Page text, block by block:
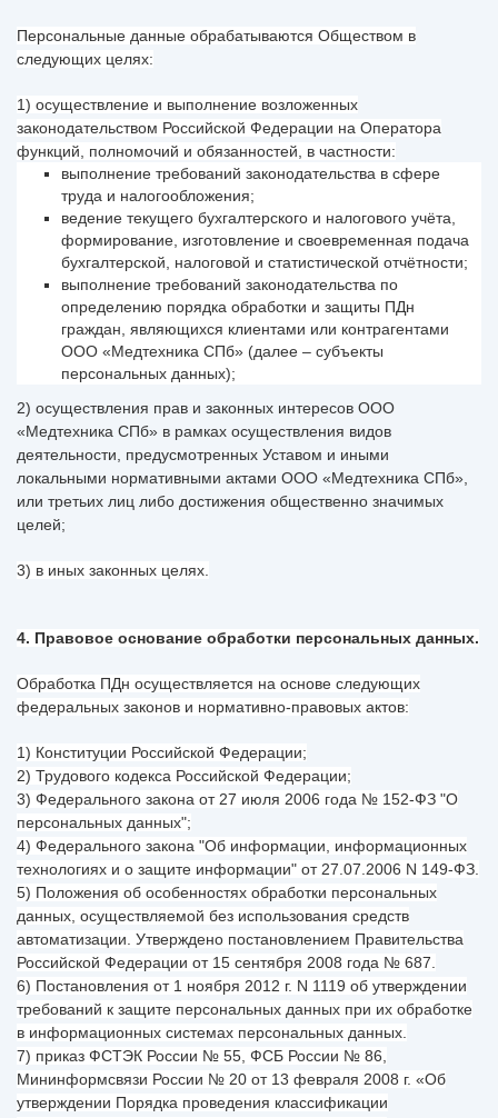
Персональные данные обрабатываются Обществом в
следующих целях:
1) осуществление и выполнение возложенных
законодательством Российской Федерации на Оператора
функций, полномочий и обязанностей, в частности:
выполнение требований законодательства в сфере
труда и налогообложения;
ведение текущего бухгалтерского и налогового учёта,
формирование, изготовление и своевременная подача
бухгалтерской, налоговой и статистической отчётности;
выполнение требований законодательства по
определению порядка обработки и защиты ПДн
граждан, являющихся клиентами или контрагентами
ООО «Медтехника СПб» (далее – субъекты
персональных данных);
2) осуществления прав и законных интересов ООО
«Медтехника СПб» в рамках осуществления видов
деятельности, предусмотренных Уставом и иными
локальными нормативными актами ООО «Медтехника СПб»,
или третьих лиц либо достижения общественно значимых
целей;
3) в иных законных целях.
4. Правовое основание обработки персональных данных.
Обработка ПДн осуществляется на основе следующих
федеральных законов и нормативно-правовых актов:
1) Конституции Российской Федерации;
2) Трудового кодекса Российской Федерации;
3) Федерального закона от 27 июля 2006 года № 152-ФЗ "О
персональных данных";
4) Федерального закона "Об информации, информационных
технологиях и о защите информации" от 27.07.2006 N 149-ФЗ.
5) Положения об особенностях обработки персональных
данных, осуществляемой без использования средств
автоматизации. Утверждено постановлением Правительства
Российской Федерации от 15 сентября 2008 года № 687.
6) Постановления от 1 ноября 2012 г. N 1119 об утверждении
требований к защите персональных данных при их обработке
в информационных системах персональных данных.
7) приказ ФСТЭК России № 55, ФСБ России № 86,
Мининформсвязи России № 20 от 13 февраля 2008 г. «Об
утверждении Порядка проведения классификации